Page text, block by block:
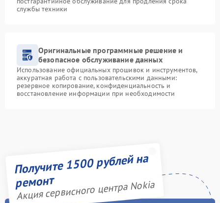
службы техники
Оригинальные программные решение и
безопасное обслуживание данных
Использование официальных прошивок и инструментов,
аккуратная работа с пользовательскими данными:
резервное копирование, конфиденциальность и
восстановление информации при необходимости
Получите 1500 рублей на
ремонт
Акция сервисного центра Nokia